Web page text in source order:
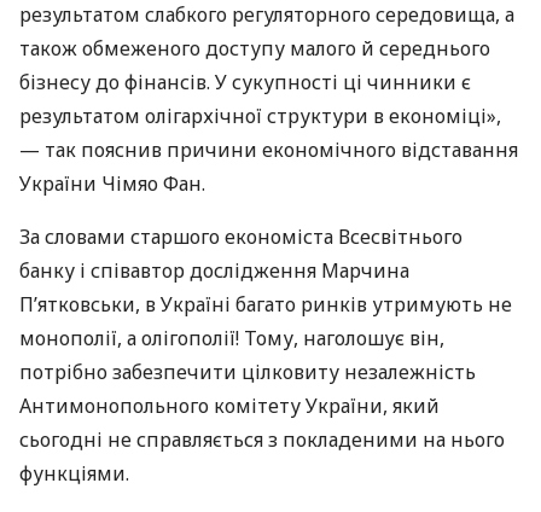
результатом слабкого регуляторного середовища, а
також обмеженого доступу малого й середнього
бізнесу до фінансів. У сукупності ці чинники є
результатом олігархічної структури в економіці»,
— так пояснив причини економічного відставання
України Чімяо Фан.
За словами старшого економіста Всесвітнього
банку і співавтор дослідження Марчина
П’ятковськи, в Україні багато ринків утримують не
монополії, а олігополії! Тому, наголошує він,
потрібно забезпечити цілковиту незалежність
Антимонопольного комітету України, який
сьогодні не справляється з покладеними на нього
функціями.